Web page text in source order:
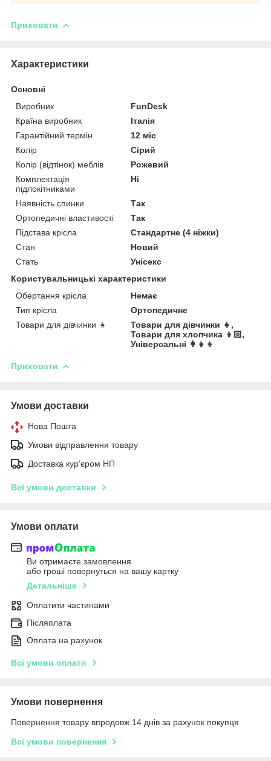
Приховати
Характеристики
Основні
Виробник
FunDesk
Країна виробник
Італія
Гарантійний термін
12 міс
Колір
Сірий
Колір (відтінок) меблів
Рожевий
Комплектація
підлокітниками
Ні
Наявність спинки
Так
Ортопедичні властивості
Так
Підстава крісла
Стандартне (4 ніжки)
Стан
Новий
Стать
Унісекс
Користувальницькі характеристики
Обертання крісла
Немає
Тип крісла
Ортопедичне
Товари для дівчинки 👧
Товари для дівчинки 👧,
Товари для хлопчика 👦🏻,
Універсальні 👩👧👦
Приховати
Умови доставки
Нова Пошта
Умови відправлення товару
Доставка кур'єром НП
Всі умови доставки
Умови оплати
Ви отримаєте замовлення
або гроші повернуться на вашу картку
Детальніше
Оплатити частинами
Післяплата
Оплата на рахунок
Всі умови оплати
Умови повернення
Повернення товару впродовж 14 днів за рахунок покупця
Всі умови повернення